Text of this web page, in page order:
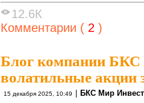
12.6К
Комментарии ( 2 )
Блог компании БКС
волатильные акции
15 декабря 2025, 10:49 | БКС Мир